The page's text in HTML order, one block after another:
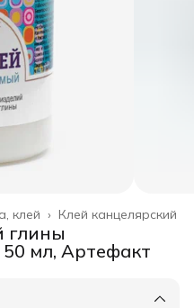
Клей канцелярский
клей ›
глины
мл, Артефакт